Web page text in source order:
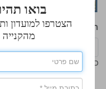
הכנס כמות
כמות מינימלית: 91
בואו
הצטרפו למועדון